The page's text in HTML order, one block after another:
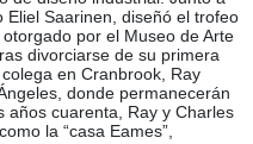
Eliel Saarinen, diseñó el trofeo
por el Museo de Arte
divorciarse de su primera
en Cranbrook, Ray
donde permanecerán
años cuarenta, Ray y Charles
la “casa Eames”,